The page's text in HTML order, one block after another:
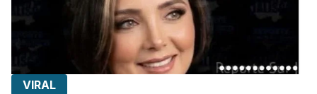
VIRAL